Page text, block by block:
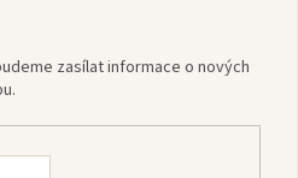
zasílat informace o nových